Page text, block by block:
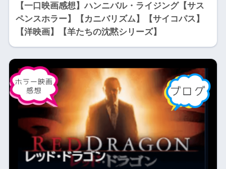
【一口映画感想】ハンニバル・ライジング【サス
ペンスホラー】【カニバリズム】【サイコパス】
【洋映画】【羊たちの沈黙シリーズ】